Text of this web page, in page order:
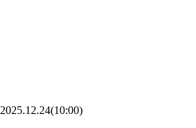
2025.12.24(10:00)